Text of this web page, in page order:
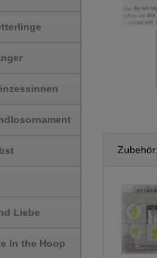
Liebe
In the Hoop
Zubehör: